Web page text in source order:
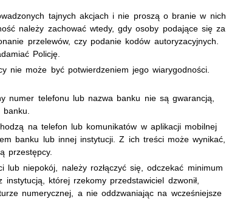
tajnych akcjach i nie proszą o branie w nich
należy zachować wtedy, gdy osoby podające się za
przelewów, czy podanie kodów autoryzacyjnych.
Policję.
nie może być potwierdzeniem jego wiarygodności.
numer telefonu lub nazwa banku nie są gwarancją,
na telefon lub komunikatów w aplikacji mobilnej
banku lub innej instytucji. Z ich treści może wynikać,
przestępcy.
lub niepokój, należy rozłączyć się, odczekać minimum
której rzekomy przedstawiciel dzwonił,
numerycznej, a nie oddzwaniając na wcześniejsze